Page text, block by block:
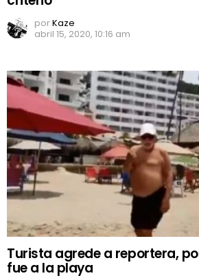
porKaze
abril 15, 2020, 10:16 am
Turista agrede a reportera,
fue a la playa